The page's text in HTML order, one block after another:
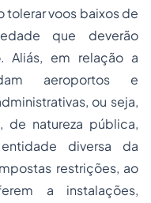
tolerar voos baixos de
que deverão
Aliás, em relação a
aeroportos e
ou seja,
de natureza pública,
diversa da
restrições, ao
a instalações,